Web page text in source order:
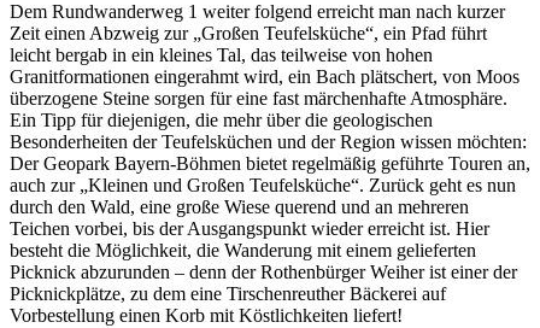
Dem Rundwanderweg 1 weiter folgend erreicht man nach kurzer
Zeit einen Abzweig zur „Großen Teufelsküche“, ein Pfad führt
leicht bergab in ein kleines Tal, das teilweise von hohen
Granitformationen eingerahmt wird, ein Bach plätschert, von Moos
überzogene Steine sorgen für eine fast märchenhafte Atmosphäre.
Ein Tipp für diejenigen, die mehr über die geologischen
Besonderheiten der Teufelsküchen und der Region wissen möchten:
Der Geopark Bayern-Böhmen bietet regelmäßig geführte Touren an,
auch zur „Kleinen und Großen Teufelsküche“. Zurück geht es nun
durch den Wald, eine große Wiese querend und an mehreren
Teichen vorbei, bis der Ausgangspunkt wieder erreicht ist. Hier
besteht die Möglichkeit, die Wanderung mit einem gelieferten
Picknick abzurunden – denn der Rothenbürger Weiher ist einer der
Picknickplätze, zu dem eine Tirschenreuther Bäckerei auf
Vorbestellung einen Korb mit Köstlichkeiten liefert!